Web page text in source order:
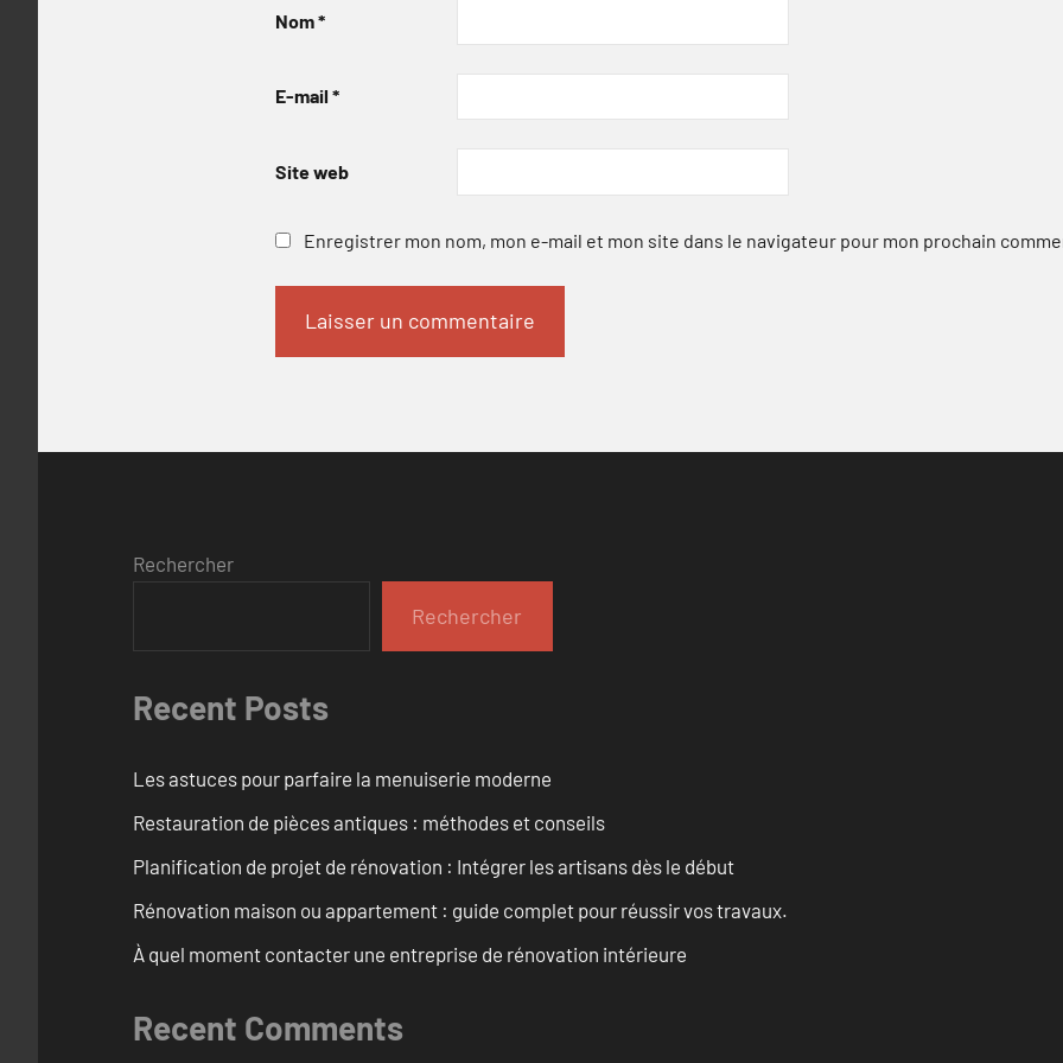
Nom*
E-mail *
Site web
Enregistrer mon nom, mon e-mail et mon site dans le navigateur pour mon prochain
Rechercher
Rechercher
Recent Posts
Les astuces pour parfaire la menuiserie moderne
Restauration de pièces antiques : méthodes et conseils
Planification de projet de rénovation : Intégrer les artisans dès le début
Rénovation maison ou appartement : guide complet pour réussir vos travaux.
À quel moment contacter une entreprise de rénovation intérieure
Recent Comments